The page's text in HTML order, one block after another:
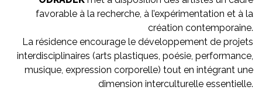
favorable à la recherche, à l’expérimentation et à la
création contemporaine.
La résidence encourage le développement de projets
interdisciplinaires (arts plastiques, poésie, performance,
musique, expression corporelle) tout en intégrant une
dimension interculturelle essentielle.